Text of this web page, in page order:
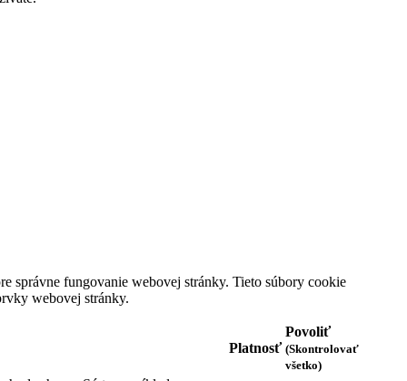
Dom hodín MAX
Karadžičova 10
(stará adresa Vajnorská 47)
Telefón: +421 2 4445 2222
správne fungovanie webovej stránky. Tieto súbory cookie
webovej stránky.
Platnosť
Povoliť
(Skontrolovať
všetko)